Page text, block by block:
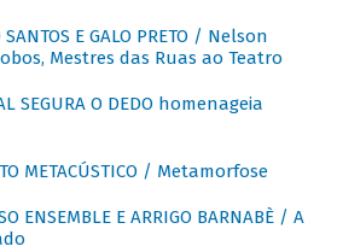
E GALO PRETO / Nelson
Mestres das Ruas ao Teatro
SEGURA O DEDO homenageia
METACÚSTICO / Metamorfose
ENSEMBLE E ARRIGO BARNABÈ / A